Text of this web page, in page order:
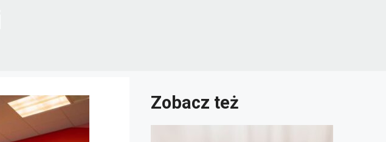
Zobacz też